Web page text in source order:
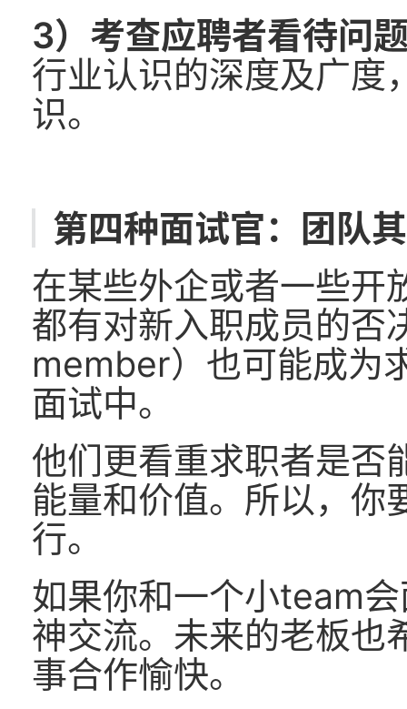
3）考查应聘者看待问
行业认识的深度及广度
识。
第四种面试官：团队
在某些外企或者一些开
都有对新入职成员的否
member）也可能成为
面试中。
他们更看重求职者是否
能量和价值。所以，你
行。
如果你和一个小team
神交流。未来的老板也
事合作愉快。